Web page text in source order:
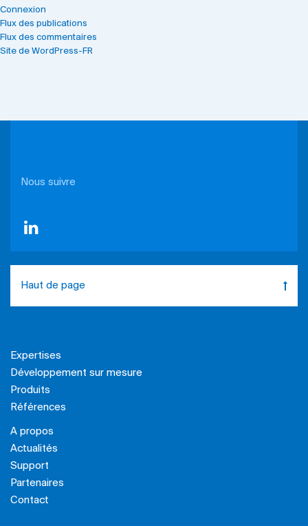
Connexion
Flux des publications
Flux des commentaires
Site de WordPress-FR
Nous suivre
Haut de page
Expertises
Développement sur mesure
Produits
Références
A propos
Actualités
Support
Partenaires
Contact